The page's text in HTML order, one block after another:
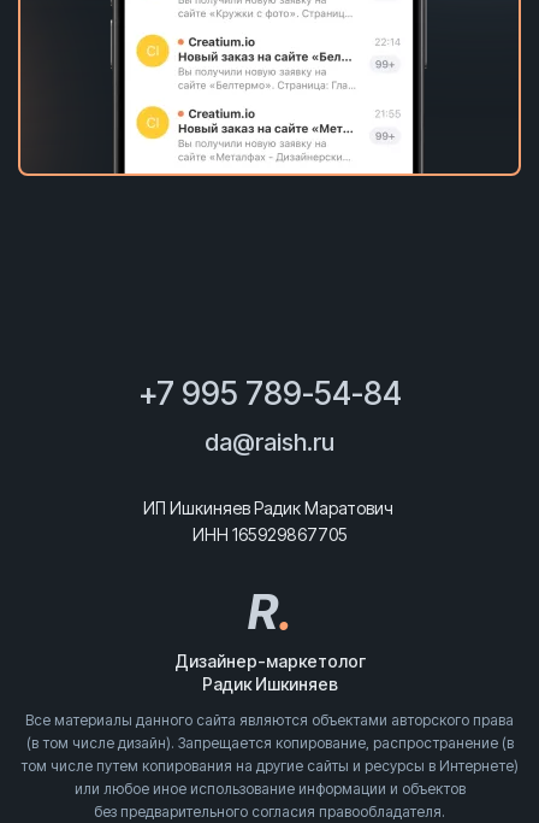
+7 995 789-54-84
da@raish.ru
ИП Ишкиняев Радик Маратович
ИНН 165929867705
R.
Дизайнер-маркетолог
Радик Ишкиняев
Все материалы данного сайта являются объектами авторского права
(в том числе дизайн). Запрещается копирование, распространение (в
том числе путем копирования на другие сайты и ресурсы в Интернете)
или любое иное использование информации и объектов
без предварительного согласия правообладателя.